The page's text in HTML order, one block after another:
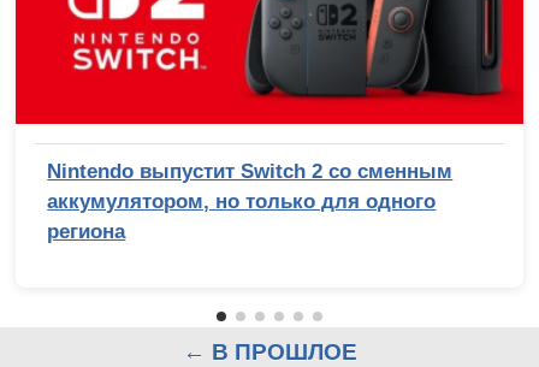
Nintendo выпустит Switch 2 со сменным
аккумулятором, но только для одного
региона
← В ПРОШЛОЕ